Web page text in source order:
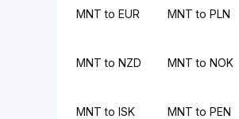
MNT to EUR MNT to PLN
MNT to NZD MNT to NOK
MNT to ISK MNT to PEN